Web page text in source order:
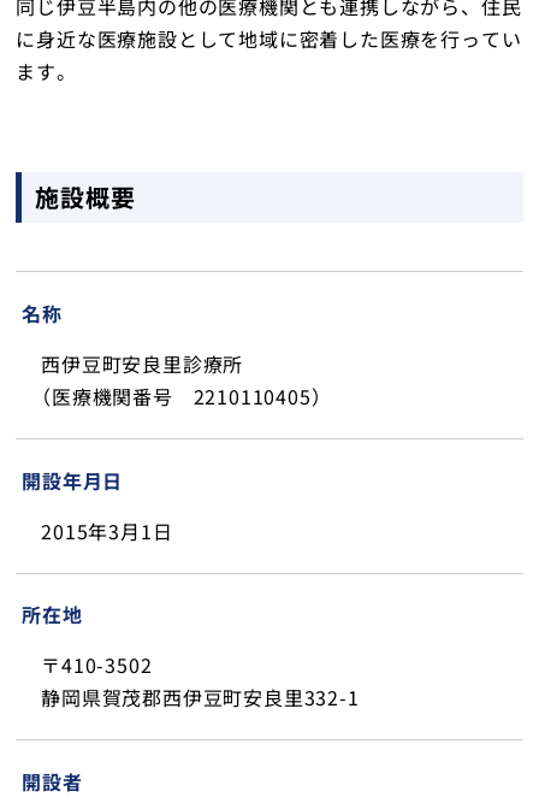
同じ伊豆半島内の他の医療機関とも連携しながら、住民
に身近な医療施設として地域に密着した医療を行ってい
ます。
施設概要
名称
西伊豆町安良里診療所
（医療機関番号 2210110405）
開設年月日
2015年3月1日
所在地
〒410-3502
静岡県賀茂郡西伊豆町安良里332-1
開設者